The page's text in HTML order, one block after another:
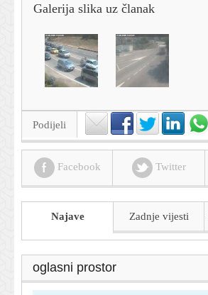
Galerija slika uz članak
Podijeli
Facebook Twitter
Najave Zadnje vijesti
oglasni prostor